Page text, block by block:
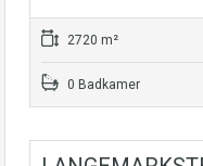
2720 m²
0 Badkamer